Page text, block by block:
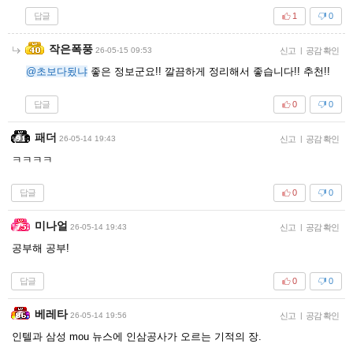
답글 0
1
작은폭풍 26-05-15 09:53 신고 | 공감 확인
@초보다됬냐 좋은 정보군요!! 깔끔하게 정리해서 좋습니다!! 추천!!
답글 0
0
패더 26-05-14 19:43 신고 | 공감 확인
ㅋㅋㅋㅋ
답글 0
0
미나얼 26-05-14 19:43 신고 | 공감 확인
공부해 공부!
답글 0
0
베레타 26-05-14 19:56 신고 | 공감 확인
인텔과 삼성 mou 뉴스에 인삼공사가 오르는 기적의 장.